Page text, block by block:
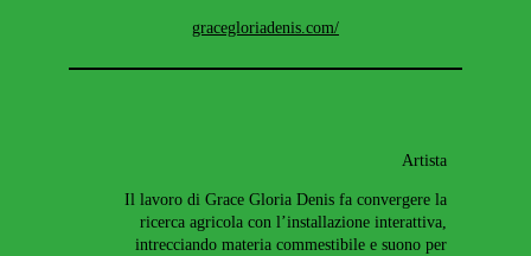
gracegloriadenis.com/
Artista
Il lavoro di Grace Gloria Denis fa convergere la
ricerca agricola con l’installazione interattiva,
intrecciando materia commestibile e suono per